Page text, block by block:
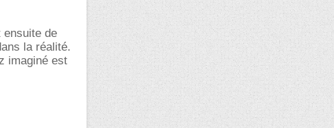
ensuite de
la réalité.
imaginé est